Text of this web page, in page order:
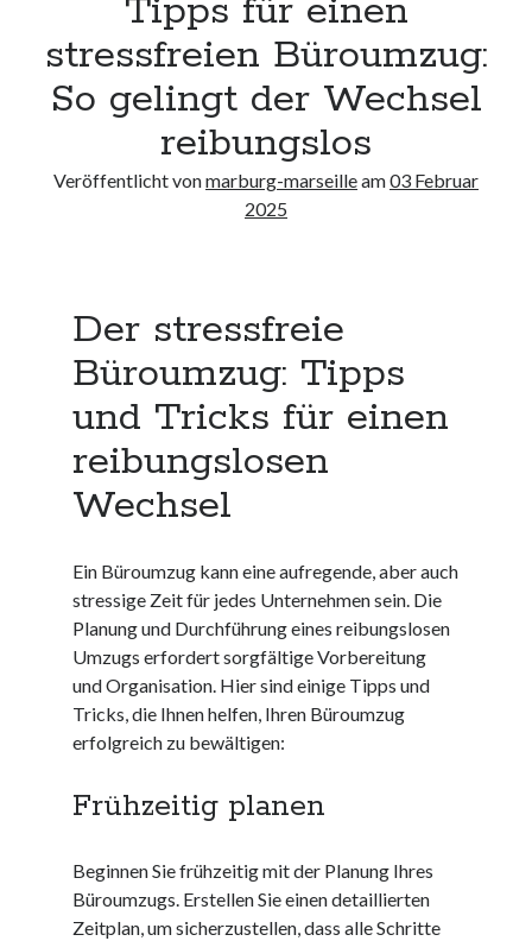
Neueste Kommentare
Keine Kommentare vorhanden.
Juli 2026
Februar 2026
Januar 2026
Dezember 2025
November 2025
September 2025
August 2025
Februar 2025
Dezember 2024
November 2024
September 2024
Juli 2024
Juni 2024
Mai 2024
Tipps für einen
stressfreien Büroumzug:
So gelingt der Wechsel
reibungslos
Veröffentlicht vonmarburg-marseilleam03 Februar
2025
Der stressfreie
Büroumzug: Tipps
und Tricks für einen
reibungslosen
Wechsel
Ein Büroumzug kann eine aufregende, aber auch
stressige Zeit für jedes Unternehmen sein. Die
Planung und Durchführung eines reibungslosen
Umzugs erfordert sorgfältige Vorbereitung
und Organisation. Hier sind einige Tipps und
Tricks, die Ihnen helfen, Ihren Büroumzug
erfolgreich zu bewältigen:
Frühzeitig planen
Beginnen Sie frühzeitig mit der Planung Ihres
Büroumzugs. Erstellen Sie einen detaillierten
Zeitplan, um sicherzustellen, dass alle Schritte